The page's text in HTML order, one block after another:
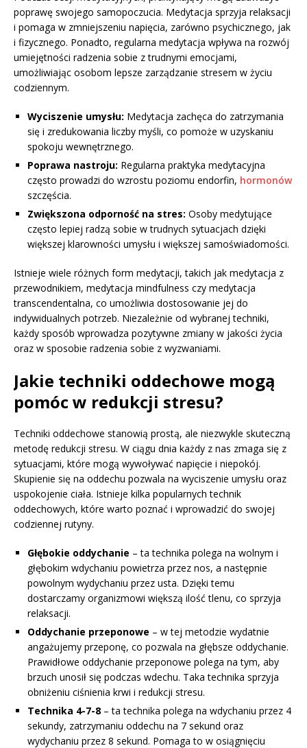
poprawę swojego samopoczucia. Medytacja sprzyja relaksacji
i pomaga w zmniejszeniu napięcia, zarówno psychicznego, jak
i fizycznego. Ponadto, regularna medytacja wpływa na rozwój
umiejętności radzenia sobie z trudnymi emocjami,
umożliwiając osobom lepsze zarządzanie stresem w życiu
codziennym.
Wyciszenie umysłu: Medytacja zachęca do zatrzymania
się i zredukowania liczby myśli, co pomoże w uzyskaniu
spokoju wewnętrznego.
Poprawa nastroju: Regularna praktyka medytacyjna
często prowadzi do wzrostu poziomu endorfin, hormonów
szczęścia.
Zwiększona odporność na stres: Osoby medytujące
często lepiej radzą sobie w trudnych sytuacjach dzięki
większej klarowności umysłu i większej samoświadomości.
Istnieje wiele różnych form medytacji, takich jak medytacja z
przewodnikiem, medytacja mindfulness czy medytacja
transcendentalna, co umożliwia dostosowanie jej do
indywidualnych potrzeb. Niezależnie od wybranej techniki,
każdy sposób wprowadza pozytywne zmiany w jakości życia
oraz w sposobie radzenia sobie z wyzwaniami.
Jakie techniki oddechowe mogą
pomóc w redukcji stresu?
Techniki oddechowe stanowią prostą, ale niezwykle skuteczną
metodę redukcji stresu. W ciągu dnia każdy z nas zmaga się z
sytuacjami, które mogą wywoływać napięcie i niepokój.
Skupienie się na oddechu pozwala na wyciszenie umysłu oraz
uspokojenie ciała. Istnieje kilka popularnych technik
oddechowych, które warto poznać i wprowadzić do swojej
codziennej rutyny.
Głębokie oddychanie – ta technika polega na wolnym i
głębokim wdychaniu powietrza przez nos, a następnie
powolnym wydychaniu przez usta. Dzięki temu
dostarczamy organizmowi większą ilość tlenu, co sprzyja
relaksacji.
Oddychanie przeponowe – w tej metodzie wydatnie
angażujemy przeponę, co pozwala na głębsze oddychanie.
Prawidłowe oddychanie przeponowe polega na tym, aby
brzuch unosił się podczas wdechu. Taka technika sprzyja
obniżeniu ciśnienia krwi i redukcji stresu.
Technika 4-7-8 – ta technika polega na wdychaniu przez 4
sekundy, zatrzymaniu oddechu na 7 sekund oraz
wydychaniu przez 8 sekund. Pomaga to w osiągnięciu